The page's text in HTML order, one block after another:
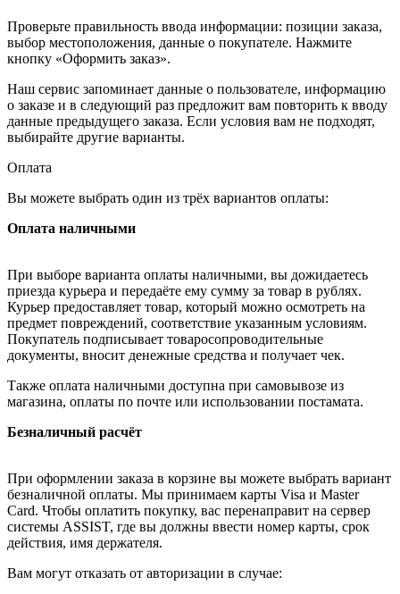
Проверьте правильность ввода информации: позиции заказа,
выбор местоположения, данные о покупателе. Нажмите
кнопку «Оформить заказ».
Наш сервис запоминает данные о пользователе, информацию
о заказе и в следующий раз предложит вам повторить к вводу
данные предыдущего заказа. Если условия вам не подходят,
выбирайте другие варианты.
Оплата
Вы можете выбрать один из трёх вариантов оплаты:
Оплата наличными
При выборе варианта оплаты наличными, вы дожидаетесь
приезда курьера и передаёте ему сумму за товар в рублях.
Курьер предоставляет товар, который можно осмотреть на
предмет повреждений, соответствие указанным условиям.
Покупатель подписывает товаросопроводительные
документы, вносит денежные средства и получает чек.
Также оплата наличными доступна при самовывозе из
магазина, оплаты по почте или использовании постамата.
Безналичный расчёт
При оформлении заказа в корзине вы можете выбрать вариант
безналичной оплаты. Мы принимаем карты Visa и Master
Card. Чтобы оплатить покупку, вас перенаправит на сервер
системы ASSIST, где вы должны ввести номер карты, срок
действия, имя держателя.
Вам могут отказать от авторизации в случае: